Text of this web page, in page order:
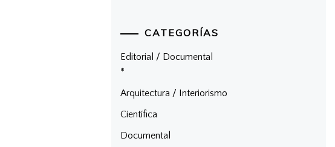
CATEGORÍAS
Editorial / Documental
*
Arquitectura / Interiorismo
Científica
Documental